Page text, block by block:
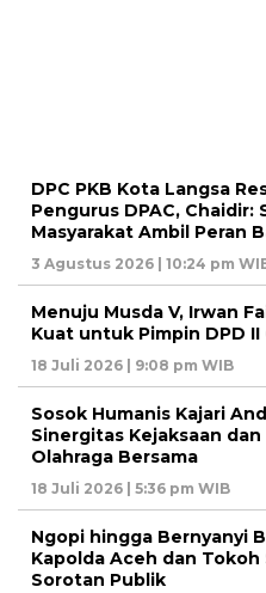
DPC PKB Kota Langsa
Pengurus DPAC, Chaidir:
Masyarakat Ambil Peran
3 Agustus 2026 | 10:24 pm
Menuju Musda V, Irwan
Kuat untuk Pimpin DPD
18 Juli 2026 | 9:08 pm WIB
Sosok Humanis Kajari
Sinergitas Kejaksaan
Olahraga Bersama
18 Juli 2026 | 5:36 pm WIB
Ngopi hingga Bernyanyi
Kapolda Aceh dan Tokoh
Sorotan Publik